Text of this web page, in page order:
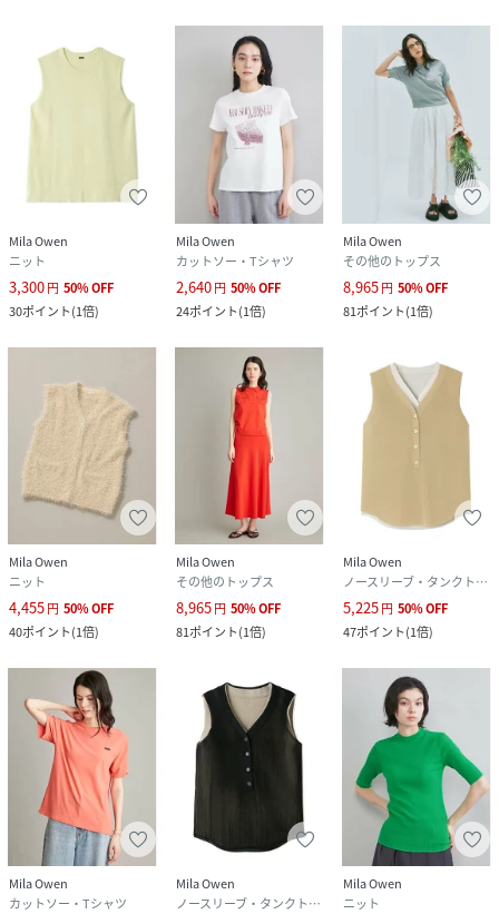
Mila Owen
ニット
3,300円 50%OFF
30ポイント(1倍)
Mila Owen
カットソー・Tシャツ
2,640円 50%OFF
24ポイント(1倍)
Mila Owen
その他のトップス
8,965円 50%OFF
81ポイント(1倍)
Mila Owen
ニット
4,455円 50%OFF
40ポイント(1倍)
Mila Owen
その他のトップス
8,965円 50%OFF
81ポイント(1倍)
Mila Owen
ノースリーブ・タンクトップ
5,225円 50%OFF
47ポイント(1倍)
Mila Owen
カットソー・Tシャツ
Mila Owen
ノースリーブ・タンクトップ
Mila Owen
ニット